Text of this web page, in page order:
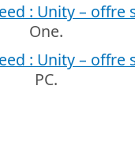
: Unity –
One.
: Unity –
PC.